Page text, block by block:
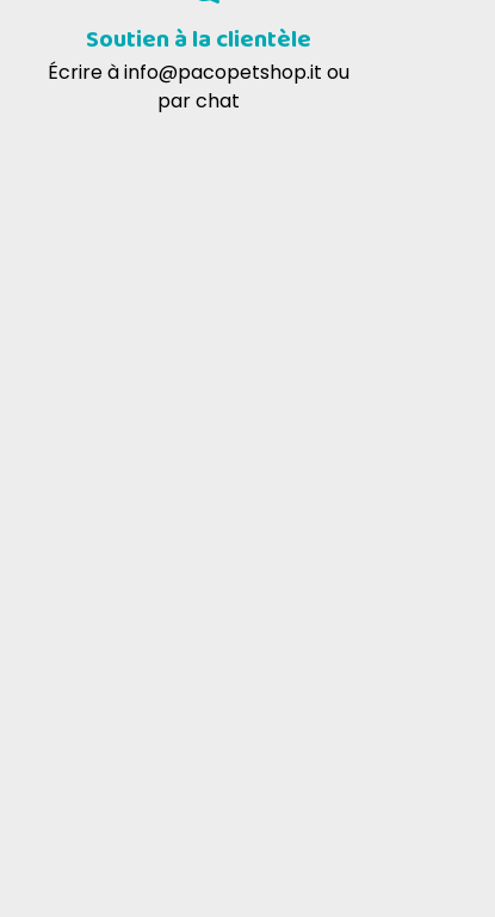
Soutien à la clientèle
Écrire àinfo@pacopetshop.it ou
par chat